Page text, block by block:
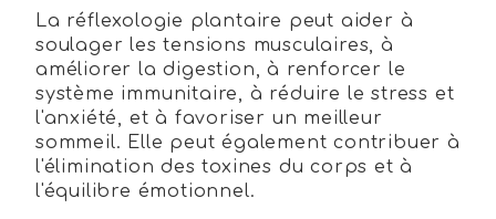
La réflexologie plantaire peut aider à
soulager les tensions musculaires, à
améliorer la digestion, à renforcer le
système immunitaire, à réduire le stress et
l'anxiété, et à favoriser un meilleur
sommeil. Elle peut également contribuer à
l'élimination des toxines du corps et à
l'équilibre émotionnel.